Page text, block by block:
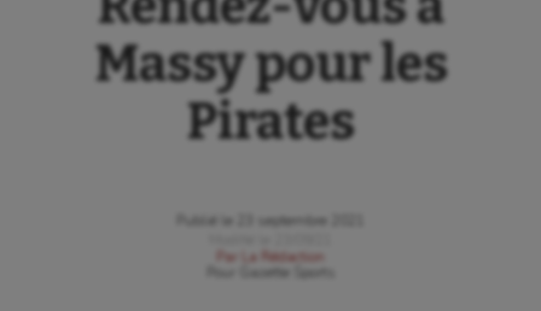
Massy pour les
Pirates
Publié le
23 septembre 2021
Par
La Rédaction
Gazette Sports